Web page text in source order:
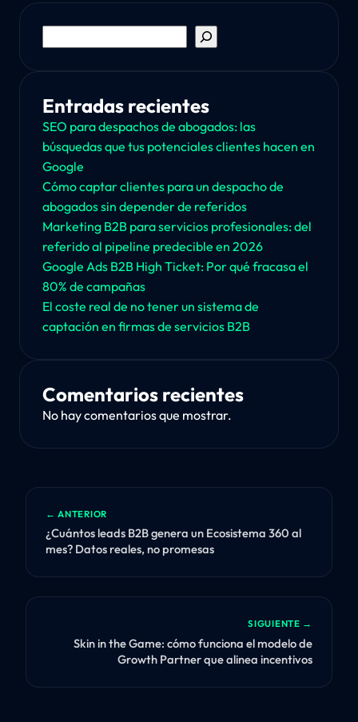
Entradas recientes
SEO para despachos de abogados: las
búsquedas que tus potenciales clientes hacen en
Google
Cómo captar clientes para un despacho de
abogados sin depender de referidos
Marketing B2B para servicios profesionales: del
referido al pipeline predecible en 2026
Google Ads B2B High Ticket: Por qué fracasa el
80% de campañas
El coste real de no tener un sistema de
captación en firmas de servicios B2B
Comentarios recientes
No hay comentarios que mostrar.
← ANTERIOR
¿Cuántos leads B2B genera un Ecosistema 360 al
mes? Datos reales, no promesas
SIGUIENTE →
Skin in the Game: cómo funciona el modelo de
Growth Partner que alinea incentivos